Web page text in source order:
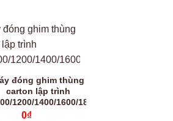
đóng ghim thùng
carton lập trình
1200/1400/1600/1800
0₫